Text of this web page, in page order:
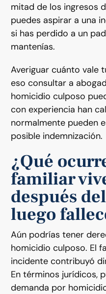
mitad de los ingresos
puedes aspirar a una
si has perdido a un
mantenías.
Averiguar cuánto vale
eso consultar a
homicidio culposo
con experiencia han
normalmente pueden
posible indemnización.
¿Qué
familiar
después
luego
Aún podrías tener
homicidio culposo. El
incidente contribuyó
En términos jurídicos,
demanda por